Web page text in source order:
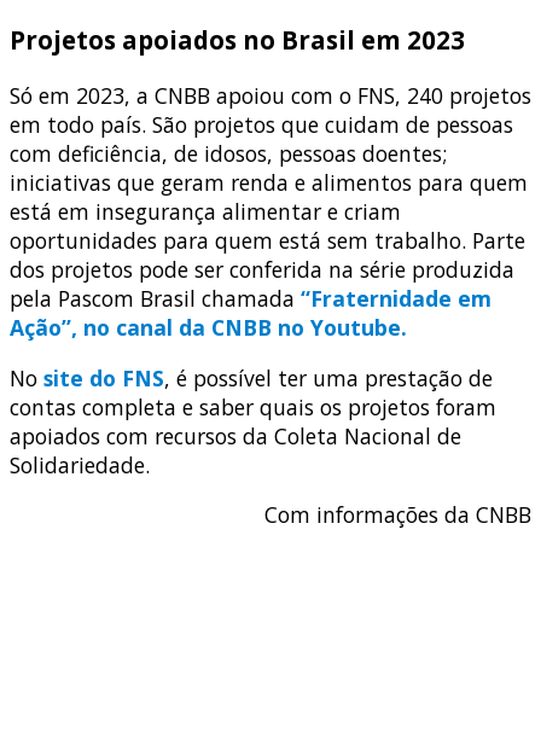
Projetos apoiados no Brasil em 2023
Só em 2023, a CNBB apoiou com o FNS, 240 projetos
em todo país. São projetos que cuidam de pessoas
com deficiência, de idosos, pessoas doentes;
iniciativas que geram renda e alimentos para quem
está em insegurança alimentar e criam
oportunidades para quem está sem trabalho. Parte
dos projetos pode ser conferida na série produzida
pela Pascom Brasil chamada “Fraternidade em
Ação”, no canal da CNBB no Youtube.
No site do FNS, é possível ter uma prestação de
contas completa e saber quais os projetos foram
apoiados com recursos da Coleta Nacional de
Solidariedade.
Com informações da CNBB